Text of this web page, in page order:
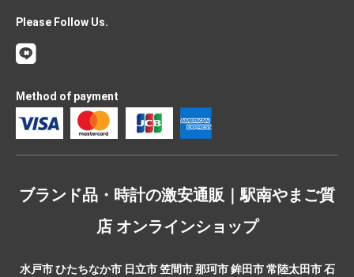
Please Follow Us.
Method of payment
ブランド品・時計の激安通販｜駅南やまご質
店 オンラインショップ
水戸市 ひたちなか市 日立市 笠間市 那珂市 鉾田市 常陸太田市 石